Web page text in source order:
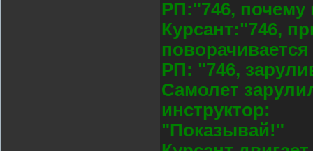
РП:"746, почему
Курсант:"746,
РП: "746,
Самолет
инструктор:
"Показывай!"